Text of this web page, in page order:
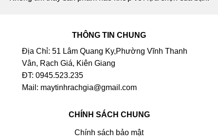
THÔNG TIN CHUNG
Địa Chỉ: 51 Lâm Quang Ky,Phường Vĩnh Thanh
Vân, Rạch Giá, Kiên Giang
ĐT: 0945.523.235
Mail: maytinhrachgia@gmail.com
CHÍNH SÁCH CHUNG
Chính sách bảo mật